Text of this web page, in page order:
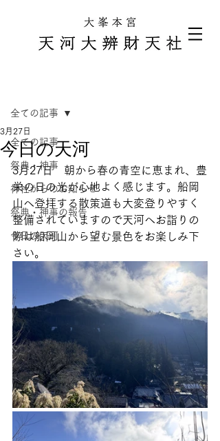
全ての記事
祭典・神事
神社からのお知らせ
祭典・神事の報告
今日の天河
全ての記事
今日の天河
3月27日
3月27日　朝から春の青空に恵まれ、豊
栄の日の光が心地よく感じます。船岡
山へ登拝する散策道も大変登りやすく
整備されていますので天河へお詣りの
際は船岡山から望む景色をお楽しみ下
さい。